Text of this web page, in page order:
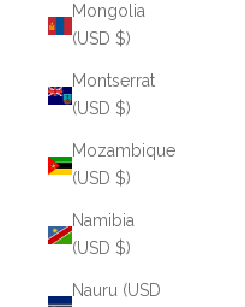
Mongolia
(USD $)
Montserrat
(USD $)
Mozambique
(USD $)
Namibia
(USD $)
Nauru (USD